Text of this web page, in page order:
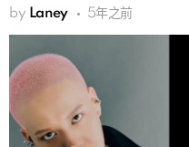
by Laney 5年之前